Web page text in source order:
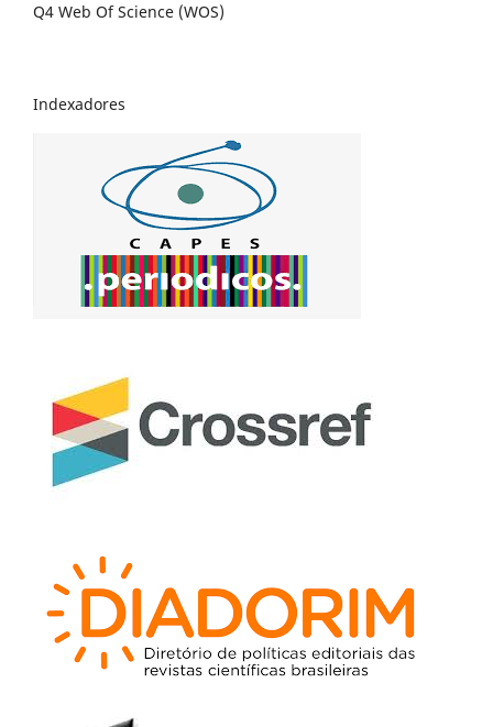
Q4 Web Of Science (WOS)
Indexadores